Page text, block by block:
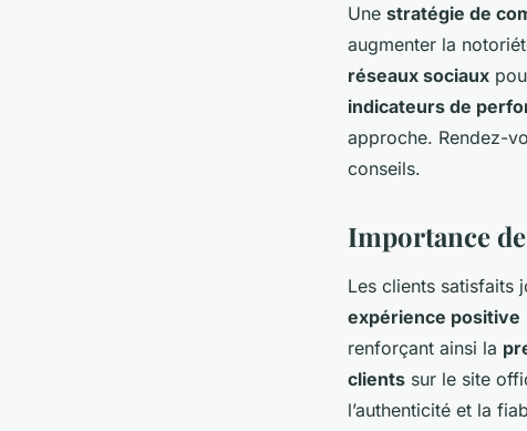
Une stratégie de
augmenter la
réseaux sociaux
indicateurs de
approche. Rendez-
conseils.
Importance
Les clients satisfaits
expérience positive
renforçant ainsi la
clients sur le site
l’authenticité et la